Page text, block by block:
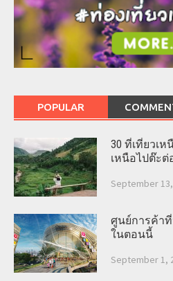
POPULAR
30 ที่เที่ยวเ
เหนือไปต๊ะ
September
ศูนย์การค้า
ในตอนนี้
September 1,